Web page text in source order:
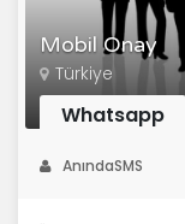
Mobil Onay
Türkiye
Whatsapp
AnındaSMS